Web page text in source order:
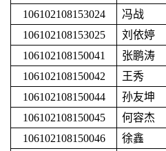
106102108153024
冯战
106102108153025
刘依婷
106102108150041
张鹏涛
106102108150042
王秀
106102108150044
孙友坤
106102108150045
何容杰
106102108150046
徐鑫